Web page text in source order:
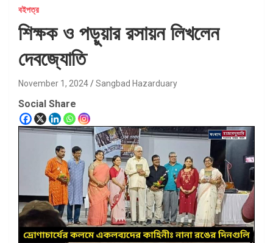
বইপত্র
শিক্ষক ও পড়ুয়ার রসায়ন লিখলেন
দেবজ্যোতি
November 1, 2024 Sangbad Hazarduary
Social Share